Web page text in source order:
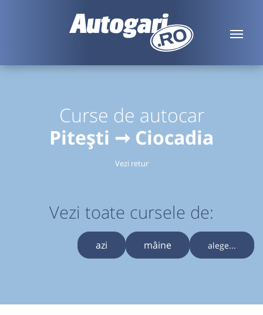
Curse de autocar
Pitești ➞ Ciocadia
Vezi retur
Vezi toate cursele de:
azi mâine alege...